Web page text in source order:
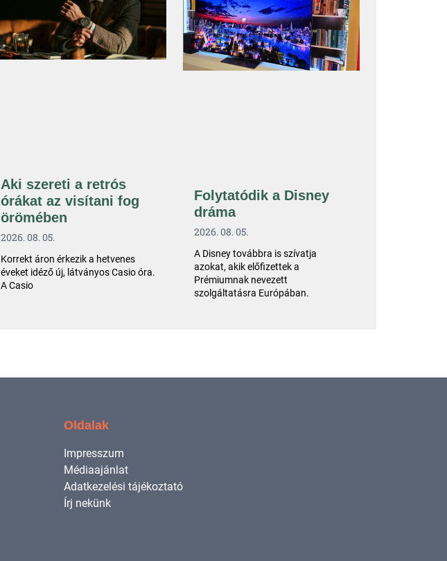
Aki szereti a retrós
órákat az visítani fog
örömében
2026. 08. 05.
Korrekt áron érkezik a hetvenes
éveket idéző új, látványos Casio óra.
A Casio
Folytatódik a Disney
dráma
2026. 08. 05.
A Disney továbbra is szívatja
azokat, akik előfizettek a
Prémiumnak nevezett
szolgáltatásra Európában.
Oldalak
Impresszum
Médiaajánlat
Adatkezelési tájékoztató
Írj nekünk